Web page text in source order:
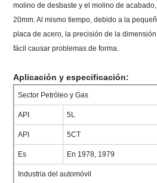
molino de desbaste y el molino de
20mm. Al mismo tiempo, debido a la
placa de acero, la precisión de la
fácil causar problemas de forma.
Aplicación y especificación:
Sector Petróleo y Gas
API 5L
API 5CT
Es En 1978, 1979
Industria del automóvil